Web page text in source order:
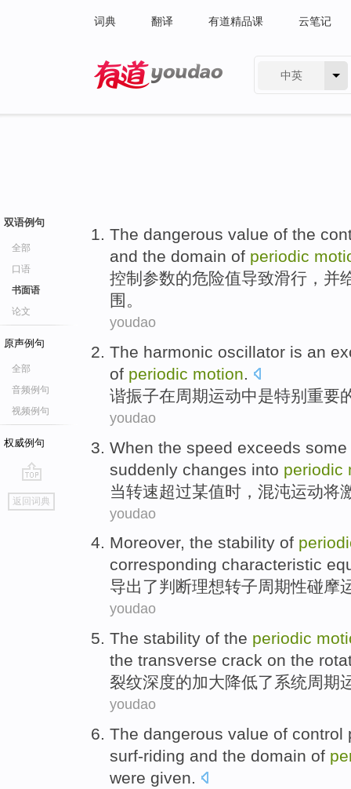
词典 翻译 有道精品课 云笔记
中英
双语例句
全部
口语
书面语
论文
原声例句
全部
音频例句
视频例句
权威例句
go
top
返回词典
The dangerous value of the
and the domain of periodic
控制 参数的危险值导致滑行 ，并
围 。
youdao
The harmonic oscillator is an
of periodic motion.
谐振子在周期运动中是特别 重要
youdao
When the speed exceeds some
suddenly changes into periodic
当转速超过某值时， 混沌运动将
youdao
Moreover, the stability of
corresponding characteristic
导出了判断理想转子周期性碰摩
youdao
The stability of the periodic
the transverse crack on the
裂纹深度的加大降低了 系统周期
youdao
The dangerous value of control
surf-riding and the domain of
were given.